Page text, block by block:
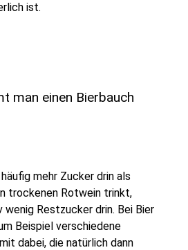
ist.
man einen Bierbauch
mehr Zucker drin als
trockenen Rotwein trinkt,
wenig Restzucker drin. Bei Bier
Beispiel verschiedene
dabei, die natürlich dann